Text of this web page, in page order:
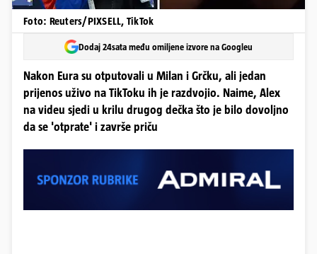
Foto: Reuters/PIXSELL, TikTok
Dodaj 24sata među omiljene izvore na Googleu
Nakon Eura su otputovali u Milan i Grčku, ali jedan
prijenos uživo na TikToku ih je razdvojio. Naime, Alex
na videu sjedi u krilu drugog dečka što je bilo dovoljno
da se 'otprate' i završe priču